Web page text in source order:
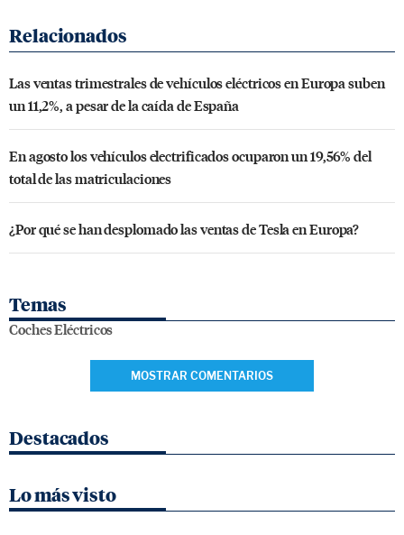
Las ventas trimestrales de vehículos eléctricos en Europa suben
un 11,2%, a pesar de la caída de España
En agosto los vehículos electrificados ocuparon un 19,56% del
total de las matriculaciones
¿Por qué se han desplomado las ventas de Tesla en Europa?
Temas
Coches Eléctricos
MOSTRAR COMENTARIOS
Destacados
Lo más visto